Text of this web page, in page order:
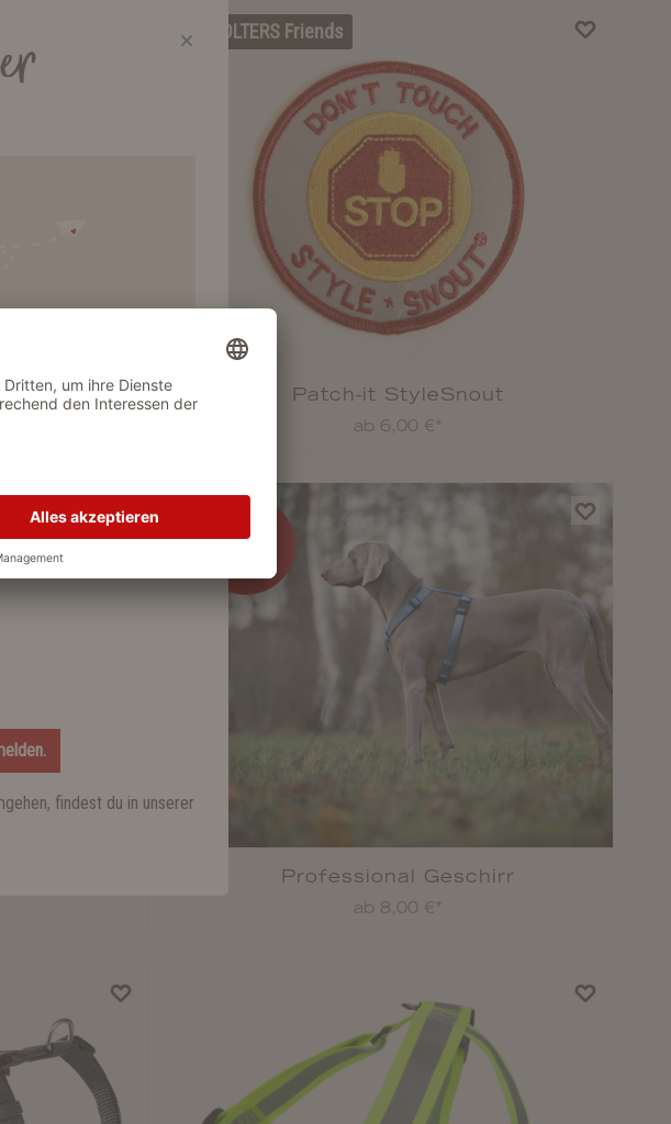
WOLTERS Friends
Patch-it StyleSnout
ab 6,00 €*
%
Professional Geschirr
ab 8,00 €*
10 % Gutschein
findest du in unserer